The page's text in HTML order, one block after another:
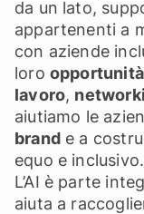
da un lato,
appartenenti a
con aziende
loro
lavoro,
aiutiamo le
brande a
equo e inclusivo.
L’AI è parte
aiuta a